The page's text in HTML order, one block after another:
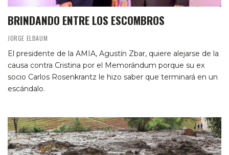
BRINDANDO ENTRE LOS ESCOMBROS
JORGE ELBAUM
El presidente de la AMIA, Agustín Zbar, quiere alejarse de la
causa contra Cristina por el Memorándum porque su ex
socio Carlos Rosenkrantz le hizo saber que terminará en un
escándalo.